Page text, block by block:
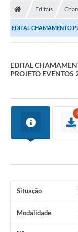
Editais
EDITAL CHAMAMENTO
EDITAL
PROJETO EVENTOS
Situação
Modalidade